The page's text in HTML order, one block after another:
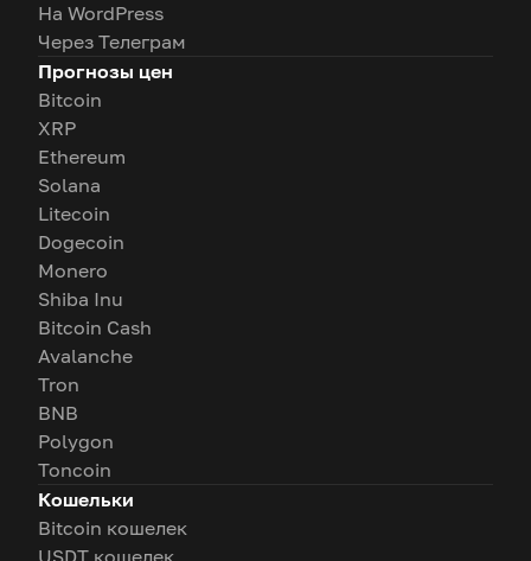
На WordPress
Через Телеграм
Прогнозы цен
Bitcoin
XRP
Ethereum
Solana
Litecoin
Dogecoin
Monero
Shiba Inu
Bitcoin Cash
Avalanche
Tron
BNB
Polygon
Toncoin
Кошельки
Bitcoin кошелек